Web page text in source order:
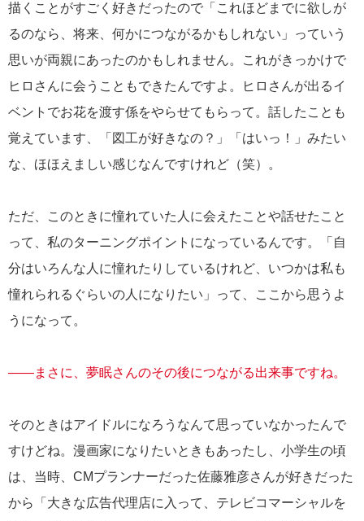
描くことがすごく好きだったので「これほどまでに欲しが
るのなら、将来、何かにつながるかもしれない」っていう
思いが両親にあったのかもしれません。これがきっかけで
ヒロさんに会うこともできたんですよ。ヒロさんが出るイ
ベントでお花を渡す係をやらせてもらって。話したことも
覚えています、「図工が好きなの？」「はいっ！」みたい
な、ほほえましい感じなんですけれど（笑）。
ただ、このときに憧れていた人に会えたことや話せたこと
って、私のターニングポイントになっているんです。「自
分はいろんな人に憧れたりしているけれど、いつかは私も
憧れられるぐらいの人になりたい」って、ここから思うよ
うになって。
――まさに、夢眠さんのその後につながる出来事ですね。
そのときはアイドルになろうなんて思っていなかったんで
すけどね。漫画家になりたいときもあったし、小学生の頃
は、当時、CMプランナーだった佐藤雅彦さんが好きだった
から「大きな広告代理店に入って、テレビコマーシャルを